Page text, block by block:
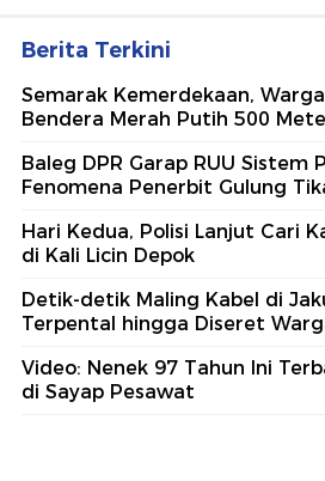
Berita Terkini
Semarak Kemerdekaan,
Bendera Merah Putih 500
Baleg DPR Garap RUU Sistem
Fenomena Penerbit Gulung
Hari Kedua, Polisi Lanjut Cari
di Kali Licin Depok
Detik-detik Maling Kabel di
Terpental hingga Diseret
Video: Nenek 97 Tahun Ini
di Sayap Pesawat